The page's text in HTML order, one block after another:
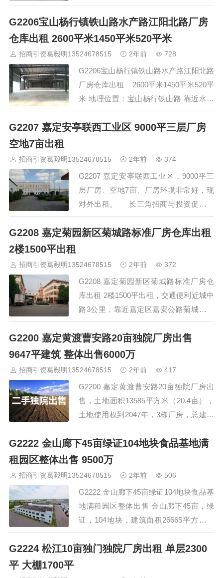
出口3公里，交通方便 房子：新厂房，多
层， 详尽： 3层的3楼，2000平方米，层
高4.5米，承重950公斤，电梯2000公斤，
配电800kw。 3层的2楼，同3楼。3层的1
台。 价格：低…
G2206宝山杨行镇铁山路水产路江阳北路厂房
仓库出租 2600平米1450平米520平米
招商引资葛毅明13524678515 2年前 728
G2206宝山杨行镇铁山路水产路江阳北路
厂房仓库出租 2600平米1450平米520平
米 地理位置：宝山杨行铁山路 靠近水产
路江阳北路 现有出租面积：2600平米
1450平米520平米 租 金：面议 结 构 : 钢
G2207 嘉定安亭联西工业区 9000平三层厂房
空地7亩出租
招商引资葛毅明13524678515 2年前 374
G2207 嘉定安亭联西工业区，9000平三
层厂房、空地7亩、厂房环境非常好，现
对外出租。 长三角招商与投资促进服
务 招商热线 400-0123-021 全程免佣
金，欢迎预约看房 …
G2208 嘉定菊园新区菊城路标准厂房仓库出租
2楼1500平出租
招商引资葛毅明13524678515 2年前 372
G2208 嘉定菊园新区菊城路标准厂房仓
库出租 2楼1500平出租，交通便利近城中
路3公里，靠近嘉定区嘉安公路菊城路，
离轨道11号线嘉定西站2500米，厂房出
租面积共1500平方米（车间含地坪漆和水
空调，有独立的货梯，厂区内有食堂），
混凝土结构，位于2层，层高5米，配电
局优美，绿化漂亮，其它配套设施也齐
全。厂房适合于:办公、电商、生产研发
等…
G2200 嘉定黄渡曹安路20亩独院厂房出售
9647平建筑 整体出售6000万
招商引资葛毅明13524678515 2年前 417
G2200 嘉定黄渡曹安路20亩独院厂房出
售，土地面积13585平方米（20.4亩），
土地使用权到2047年，3栋厂房，总建筑
面积9647平方米，一栋3层6181平方米，
一栋5层3138平方米，一栋1层327平方
米，出售价6000万。 三角招商与投资
促进服务 招商热线 400-0123-021 &…
G2222 金山廊下45亩绿证104地块食品基地满
租园区整体出售 9500万
招商引资葛毅明13524678515 2年前 506
G2222 金山廊下45亩绿证104地块食品基
地满租园区整体出售 金山廊下45亩，绿
证，104地块，建筑面积26665平方米，
占地面积29654平方米（45亩），食品基
地满租每年租金700w+，报价9500w。我
促进服务 招商热线 400-0123-021 全
G2224 松江10亩独门独院厂房出租 单层2300
平 大棚1700平